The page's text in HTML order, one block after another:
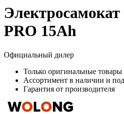
PRO 15Ah
Официальный дилер
Только оригинальные товары
Ассортимент в наличии и под
Гарантия от производителя